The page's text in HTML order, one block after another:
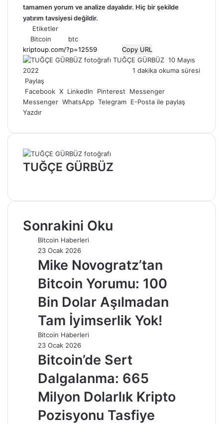
tamamen yorum ve analize dayalıdır. Hiç bir şekilde
yatırım tavsiyesi değildir.
Etiketler
Bitcoin
btc
Copy URL
TUĞÇE GÜRBÜZ Bir
e-
10 Mayıs
2022
1 dakika okuma süresi
Paylaş
Facebook X LinkedIn Pinterest
Messenger
Messenger WhatsApp Telegram E-Posta ile paylaş
Yazdır
TUĞÇE GÜRBÜZ
Sonrakini Oku
Bitcoin Haberleri
23 Ocak 2026
Mike Novogratz’tan
Bitcoin Yorumu: 100
Bin Dolar Aşılmadan
Tam İyimserlik Yok!
Bitcoin Haberleri
23 Ocak 2026
Bitcoin’de Sert
Dalgalanma: 665
Milyon Dolarlık Kripto
Pozisyonu Tasfiye